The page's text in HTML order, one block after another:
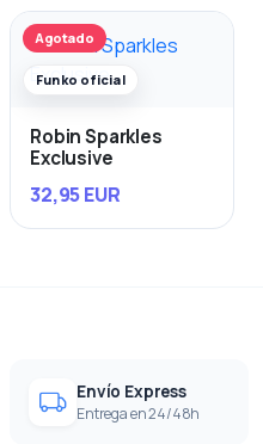
Agotado
Funko oficial
Robin Sparkles
Exclusive
32,95 EUR
Envío Express
Entrega en 24/48h